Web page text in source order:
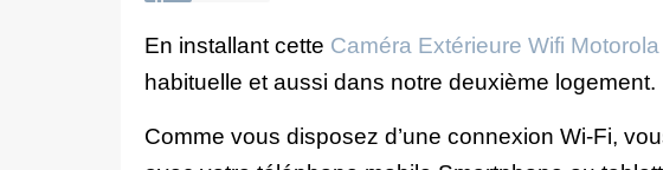
En installant cette Caméra Extérieure Wifi
habituelle et aussi dans notre deuxième logement.
Comme vous disposez d’une connexion Wi-Fi,